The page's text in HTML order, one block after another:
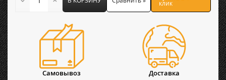
клик
Самовывоз Доставка